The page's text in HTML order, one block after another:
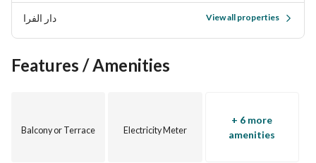
دار الفرا View all properties
Features / Amenities
Balcony or Terrace Electricity Meter
+ 6 more
amenities